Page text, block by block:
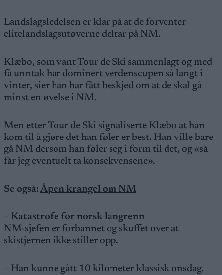
Landslagsledelsen er klar på at de forventer
elitelandslagsutøverne deltar på NM.
Klæbo, som vant Tour de Ski sammenlagt og med
få unntak har dominert verdenscupen så langt i
vinter, sier han har fått beskjed om at de skal gå
minst en øvelse i NM.
Men etter Tour de Ski signaliserte Klæbo at han
kom til å gjøre det han føler er best. Han ville bare
gå NM dersom han føler seg i form til det, og «så
får jeg eventuelt ta konsekvensene».
Se også: Åpen krangel om NM
– Katastrofe for norsk langrenn
NM-sjefen er forbannet og skuffet over at
skistjernen ikke stiller opp.
– Han kunne gått 10 kilometer klassisk onsdag.